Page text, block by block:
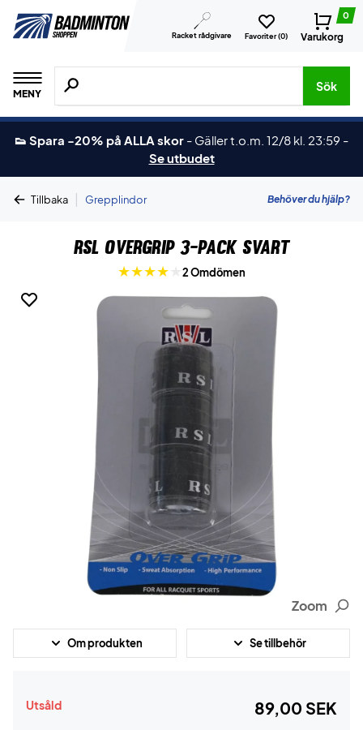
Racket rådgivare Favoriter (0)
0
Varukorg
MENY
Sök efter produkter, märken osv.
Sök
👟 Spara -20% på ALLA skor - Gäller t.o.m. 12/8 kl. 23:59 -
Se utbudet
Tillbaka | Grepplindor Behöver du hjälp?
RSL Overgrip 3-pack Svart
2 Omdömen
Zoom
Om produkten Se tillbehör
Utsåld 89,00 SEK